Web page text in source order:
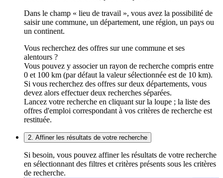
Dans le champ « lieu de travail », vous avez la possibilité de
saisir une commune, un département, une région, un pays ou
un continent.
Vous recherchez des offres sur une commune et ses
alentours ?
Vous pouvez y associer un rayon de recherche compris entre
0 et 100 km (par défaut la valeur sélectionnée est de 10 km).
Si vous recherchez des offres sur deux départements, vous
devez alors effectuer deux recherches séparées.
Lancez votre recherche en cliquant sur la loupe ; la liste des
offres d'emploi correspondant à vos critères de recherche est
restituée.
2. Affiner les résultats de votre recherche
Si besoin, vous pouvez affiner les résultats de votre recherche
en sélectionnant des filtres et critères présents sous les critères
de recherche.